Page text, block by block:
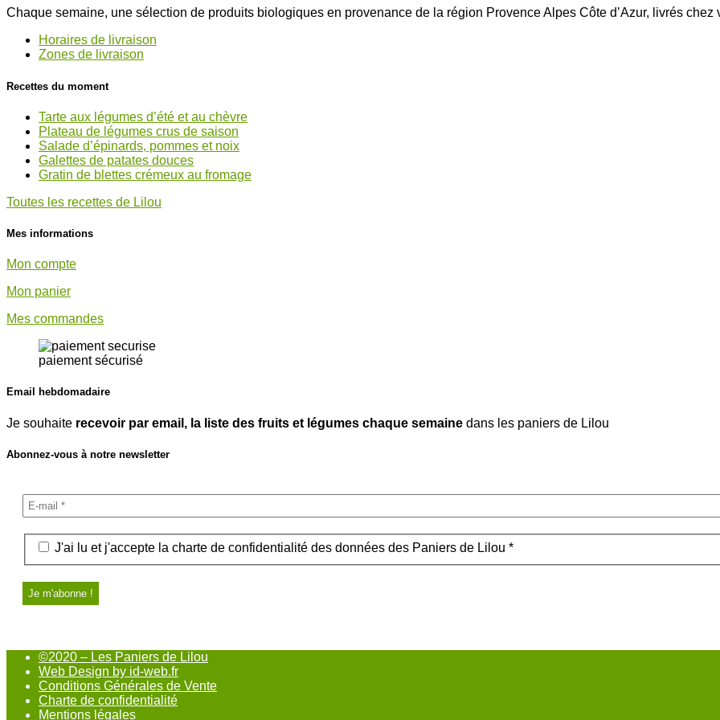
Chaque semaine, une sélection de produits biologiques en provenance de la région Provence Alpes Côte d’Azur, livrés chez
Horaires de livraison
Zones de livraison
Recettes du moment
Tarte aux légumes d’été et au chèvre
Plateau de légumes crus de saison
Salade d’épinards, pommes et noix
Galettes de patates douces
Gratin de blettes crémeux au fromage
Toutes les recettes de Lilou
Mes informations
Mon compte
Mon panier
Mes commandes
paiement sécurisé
Email hebdomadaire
Je souhaite recevoir par email, la liste des fruits et légumes chaque semaine dans les paniers de Lilou
Abonnez-vous à notre newsletter
J'ai lu et j'accepte la charte de confidentialité des données des Paniers de Lilou *
©2020 – Les Paniers de Lilou
Web Design by id-web.fr
Conditions Générales de Vente
Charte de confidentialité
Mentions légales